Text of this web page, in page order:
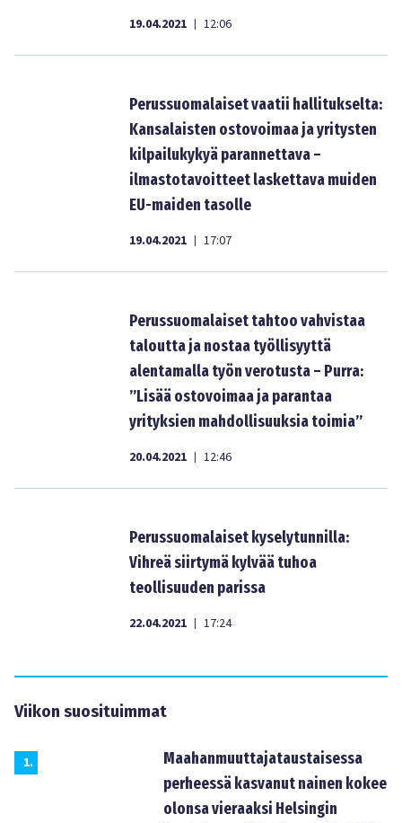
19.04.2021 | 12:06
Perussuomalaiset vaatii hallitukselta:
Kansalaisten ostovoimaa ja yritysten
kilpailukykyä parannettava –
ilmastotavoitteet laskettava muiden
EU-maiden tasolle
19.04.2021 | 17:07
Perussuomalaiset tahtoo vahvistaa
taloutta ja nostaa työllisyyttä
alentamalla työn verotusta – Purra:
”Lisää ostovoimaa ja parantaa
yrityksien mahdollisuuksia toimia”
20.04.2021 | 12:46
Perussuomalaiset kyselytunnilla:
Vihreä siirtymä kylvää tuhoa
teollisuuden parissa
22.04.2021 | 17:24
Viikon suosituimmat
1.
Maahanmuuttajataustaisessa
perheessä kasvanut nainen kokee
olonsa vieraaksi Helsingin